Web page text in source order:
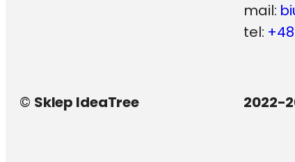
mail:
tel:
© Sklep IdeaTree 2022-